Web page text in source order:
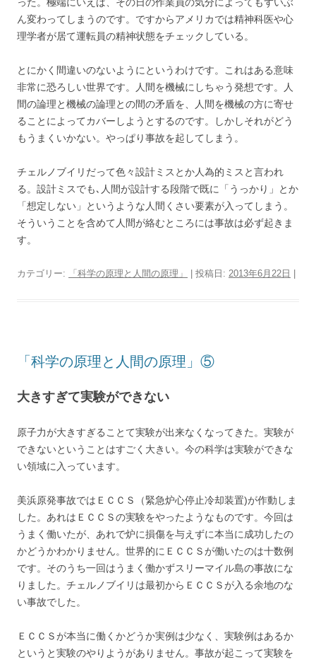
った。極端にいえば、その日の作業員の気分によってもずいぶ
ん変わってしまうのです。ですからアメリカでは精神科医や心
理学者が居て運転員の精神状態をチェックしている。
とにかく間違いのないようにというわけです。これはある意味
非常に恐ろしい世界です。人間を機械にしちゃう発想です。人
間の論理と機械の論理との間の矛盾を、人間を機械の方に寄せ
ることによってカバーしようとするのです。しかしそれがどう
もうまくいかない。やっぱり事故を起してしまう。
チェルノブイリだって色々設計ミスとか人為的ミスと言われ
る。設計ミスでも､人間が設計する段階で既に「うっかり」とか
「想定しない」というような人間くさい要素が入ってしまう。
そういうことを含めて人間が絡むところには事故は必ず起きま
す。
カテゴリー: 「科学の原理と人間の原理」 | 投稿日: 2013年6月22日
「科学の原理と人間の原理」⑤
大きすぎて実験ができない
原子力が大きすぎることて実験が出来なくなってきた。実験が
できないということはすごく大きい。今の科学は実験ができな
い領域に入っています。
美浜原発事故ではＥＣＣＳ（緊急炉心停止冷却装置)が作動しま
した。あれはＥＣＣＳの実験をやったようなものです。今回は
うまく働いたが、あれで炉に損傷を与えずに本当に成功したの
かどうかわかりません。世界的にＥＣＣＳが働いたのは十数例
です。そのうち一回はうまく働かずスリーマイル島の事故にな
りました。チェルノブイリは最初からＥＣＣＳが入る余地のな
い事故でした。
ＥＣＣＳが本当に働くかどうか実例は少なく、実験例はあるか
というと実験のやりようがありません。事故が起こって実験を